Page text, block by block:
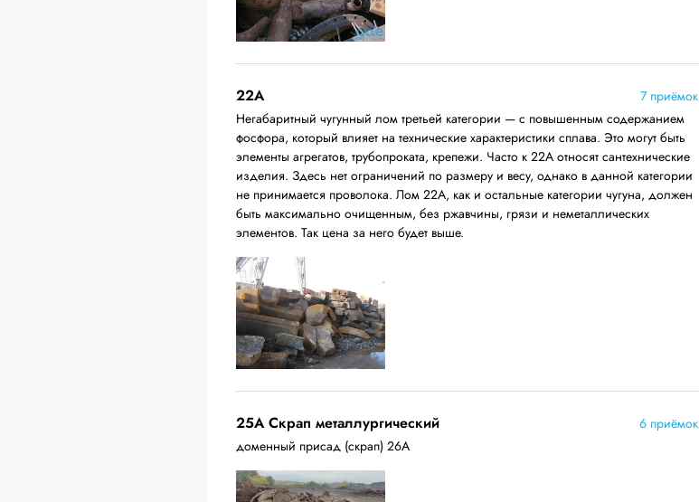
22A
7 приёмок
Негабаритный чугунный лом третьей категории — с повышенным содержанием
фосфора, который влияет на технические характеристики сплава. Это могут быть
элементы агрегатов, трубопроката, крепежи. Часто к 22А относят сантехнические
изделия. Здесь нет ограничений по размеру и весу, однако в данной категории
не принимается проволока. Лом 22А, как и остальные категории чугуна, должен
быть максимально очищенным, без ржавчины, грязи и неметаллических
элементов. Так цена за него будет выше.
25A Скрап металлургический
6 приёмок
доменный присад (скрап) 26А